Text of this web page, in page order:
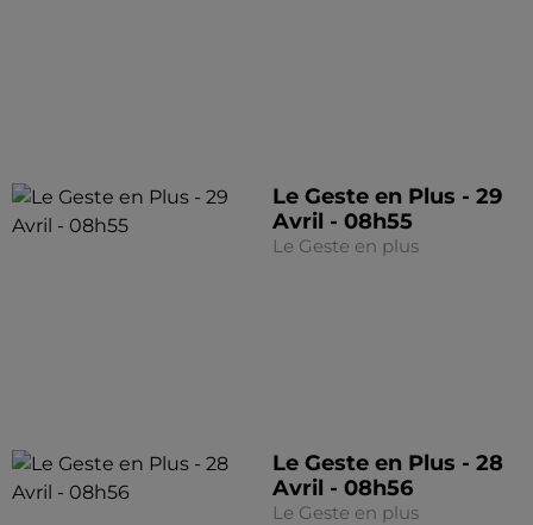
Le Geste en Plus - 29
Avril - 08h55
Le Geste en plus
Le Geste en Plus - 28
Avril - 08h56
Le Geste en plus